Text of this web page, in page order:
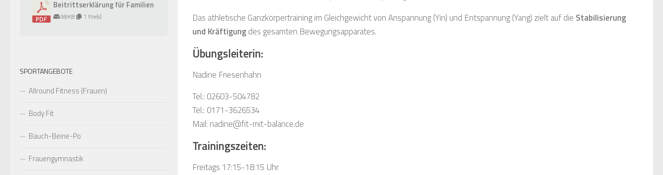
Das athletische Ganzkörpertraining im Gleichgewicht von Anspannung (Yin) und Entspannung (Yang) zielt auf die Stabilisierung
und Kräftigungdes gesamten Bewegungsapparates.
Übungsleiterin:
Nadine Friesenhahn
Tel.: 02603-504782
Tel.: 0171-3626534
Mail: nadine@fit-mit-balance.de
Trainingszeiten:
Freitags 17:15-18:15 Uhr
Beitrittserklärung für Familien
98KB 1 file(s)
SPORTANGEBOTE
Allround Fitness (Frauen)
Body Fit
Bauch-Beine-Po
Frauengymnastik